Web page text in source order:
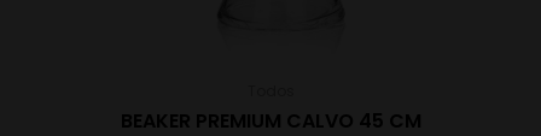
BEAKER PREMIUM CALVO 45 CM